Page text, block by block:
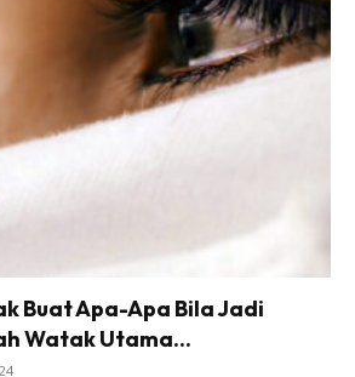
Buat Apa-Apa Bila Jadi
Watak Utama...